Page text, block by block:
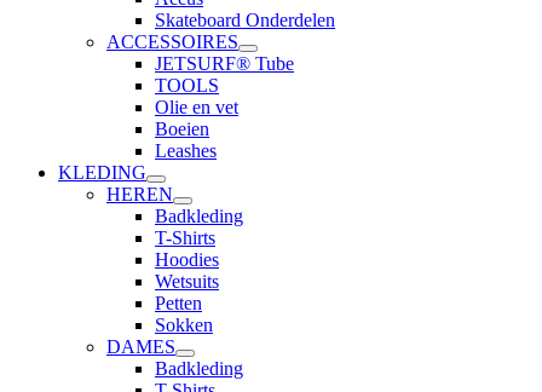
Skateboard Onderdelen
ACCESSOIRES
JETSURF® Tube
TOOLS
Olie en vet
Boeien
Leashes
KLEDING
HEREN
Badkleding
T-Shirts
Hoodies
Wetsuits
Petten
Sokken
DAMES
Badkleding